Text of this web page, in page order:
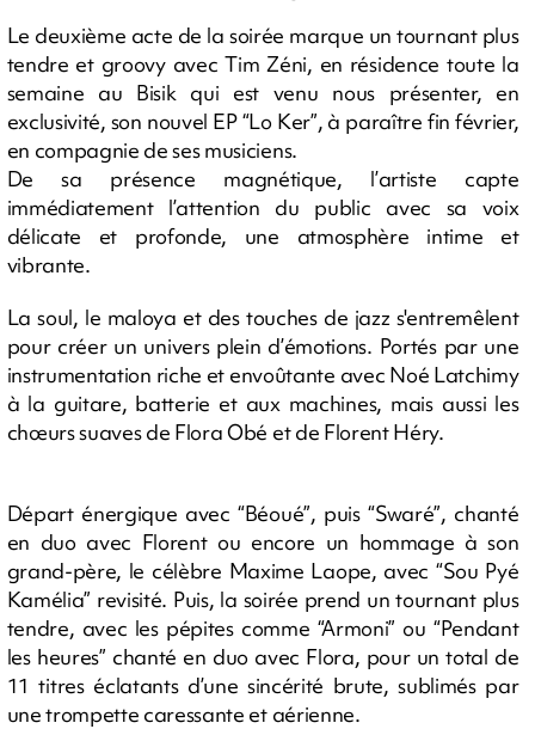
Le deuxième acte de la soirée marque un tournant plus
tendre et groovy avec Tim Zéni, en résidence toute la
semaine au Bisik qui est venu nous présenter, en
exclusivité, son nouvel EP “Lo Ker”, à paraître fin février,
en compagnie de ses musiciens.
De sa présence magnétique, l’artiste capte
immédiatement l’attention du public avec sa voix
délicate et profonde, une atmosphère intime et
vibrante.
La soul, le maloya et des touches de jazz s'entremêlent
pour créer un univers plein d’émotions. Portés par une
instrumentation riche et envoûtante avec Noé Latchimy
à la guitare, batterie et aux machines, mais aussi les
chœurs suaves de Flora Obé et de Florent Héry.
Départ énergique avec “Béoué”, puis “Swaré”, chanté
en duo avec Florent ou encore un hommage à son
grand-père, le célèbre Maxime Laope, avec “Sou Pyé
Kamélia” revisité. Puis, la soirée prend un tournant plus
tendre, avec les pépites comme “Armoni” ou “Pendant
les heures” chanté en duo avec Flora, pour un total de
11 titres éclatants d’une sincérité brute, sublimés par
une trompette caressante et aérienne.